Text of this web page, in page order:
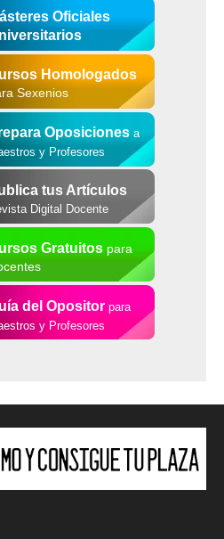
Oficiales
Homologados
Sexenios
Oposiciones a
y Profesores
tus Artículos
Digital Docente
Gratuitospara
del Opositor para
y Profesores